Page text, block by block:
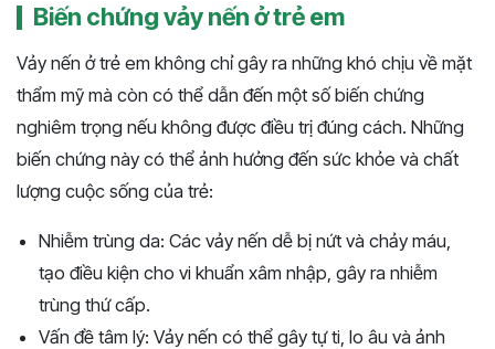
Biến chứng vảy nến ở trẻ em
Vảy nến ở trẻ em không chỉ gây ra những khó chịu về mặt
thẩm mỹ mà còn có thể dẫn đến một số biến chứng
nghiêm trọng nếu không được điều trị đúng cách. Những
biến chứng này có thể ảnh hưởng đến sức khỏe và chất
lượng cuộc sống của trẻ:
Nhiễm trùng da: Các vảy nến dễ bị nứt và chảy máu,
tạo điều kiện cho vi khuẩn xâm nhập, gây ra nhiễm
trùng thứ cấp.
Vấn đề tâm lý: Vảy nến có thể gây tự ti, lo âu và ảnh